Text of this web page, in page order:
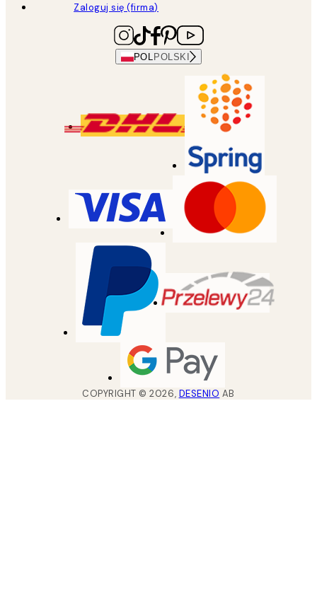
Zaloguj się (firma)
POL POLSKI
COPYRIGHT ©2026, DESENIO AB